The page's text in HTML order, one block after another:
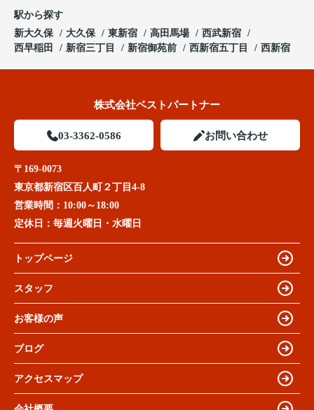
駅から探す
新大久保
大久保 東新宿 高田馬場
西武新宿
西早稲田
新宿三丁目 新宿御苑前 西新宿五丁目 西新宿
株式会社ベストパートナー
03-3362-0586 お問い合わせ
〒169-0073
東京都新宿区百人町２丁目4-8
営業時間： 10:00～18:00
定休日： 毎週火曜日・水曜日
トップページ
スタッフ
お客様の声
ブログ
アクセスマップ